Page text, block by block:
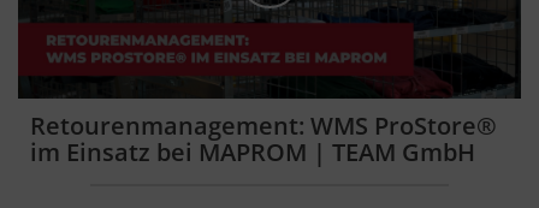
Retourenmanagement: WMS ProStore®
im Einsatz bei MAPROM | TEAM GmbH